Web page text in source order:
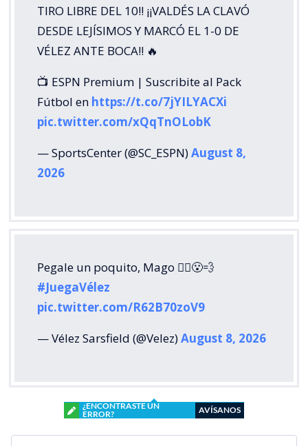
TIRO LIBRE DEL 10!! ¡¡VALDÉS LA CLAVÓ
DESDE LEJÍSIMOS Y MARCÓ EL 1-0 DE
VÉLEZ ANTE BOCA!! 🔥
📺 ESPN Premium | Suscribite al Pack
Fútbol en https://t.co/7jYILYACXi
pic.twitter.com/xQqTnOLobK
— SportsCenter (@SC_ESPN)August 8,
2026
Pegale un poquito, Mago 🧙‍♂️😮‍💨
#JuegaVélez
pic.twitter.com/R62B70zoV9
— Vélez Sarsfield (@Velez)August 8, 2026
¿ENCONTRASTE UN
ERROR?
AVÍSANOS